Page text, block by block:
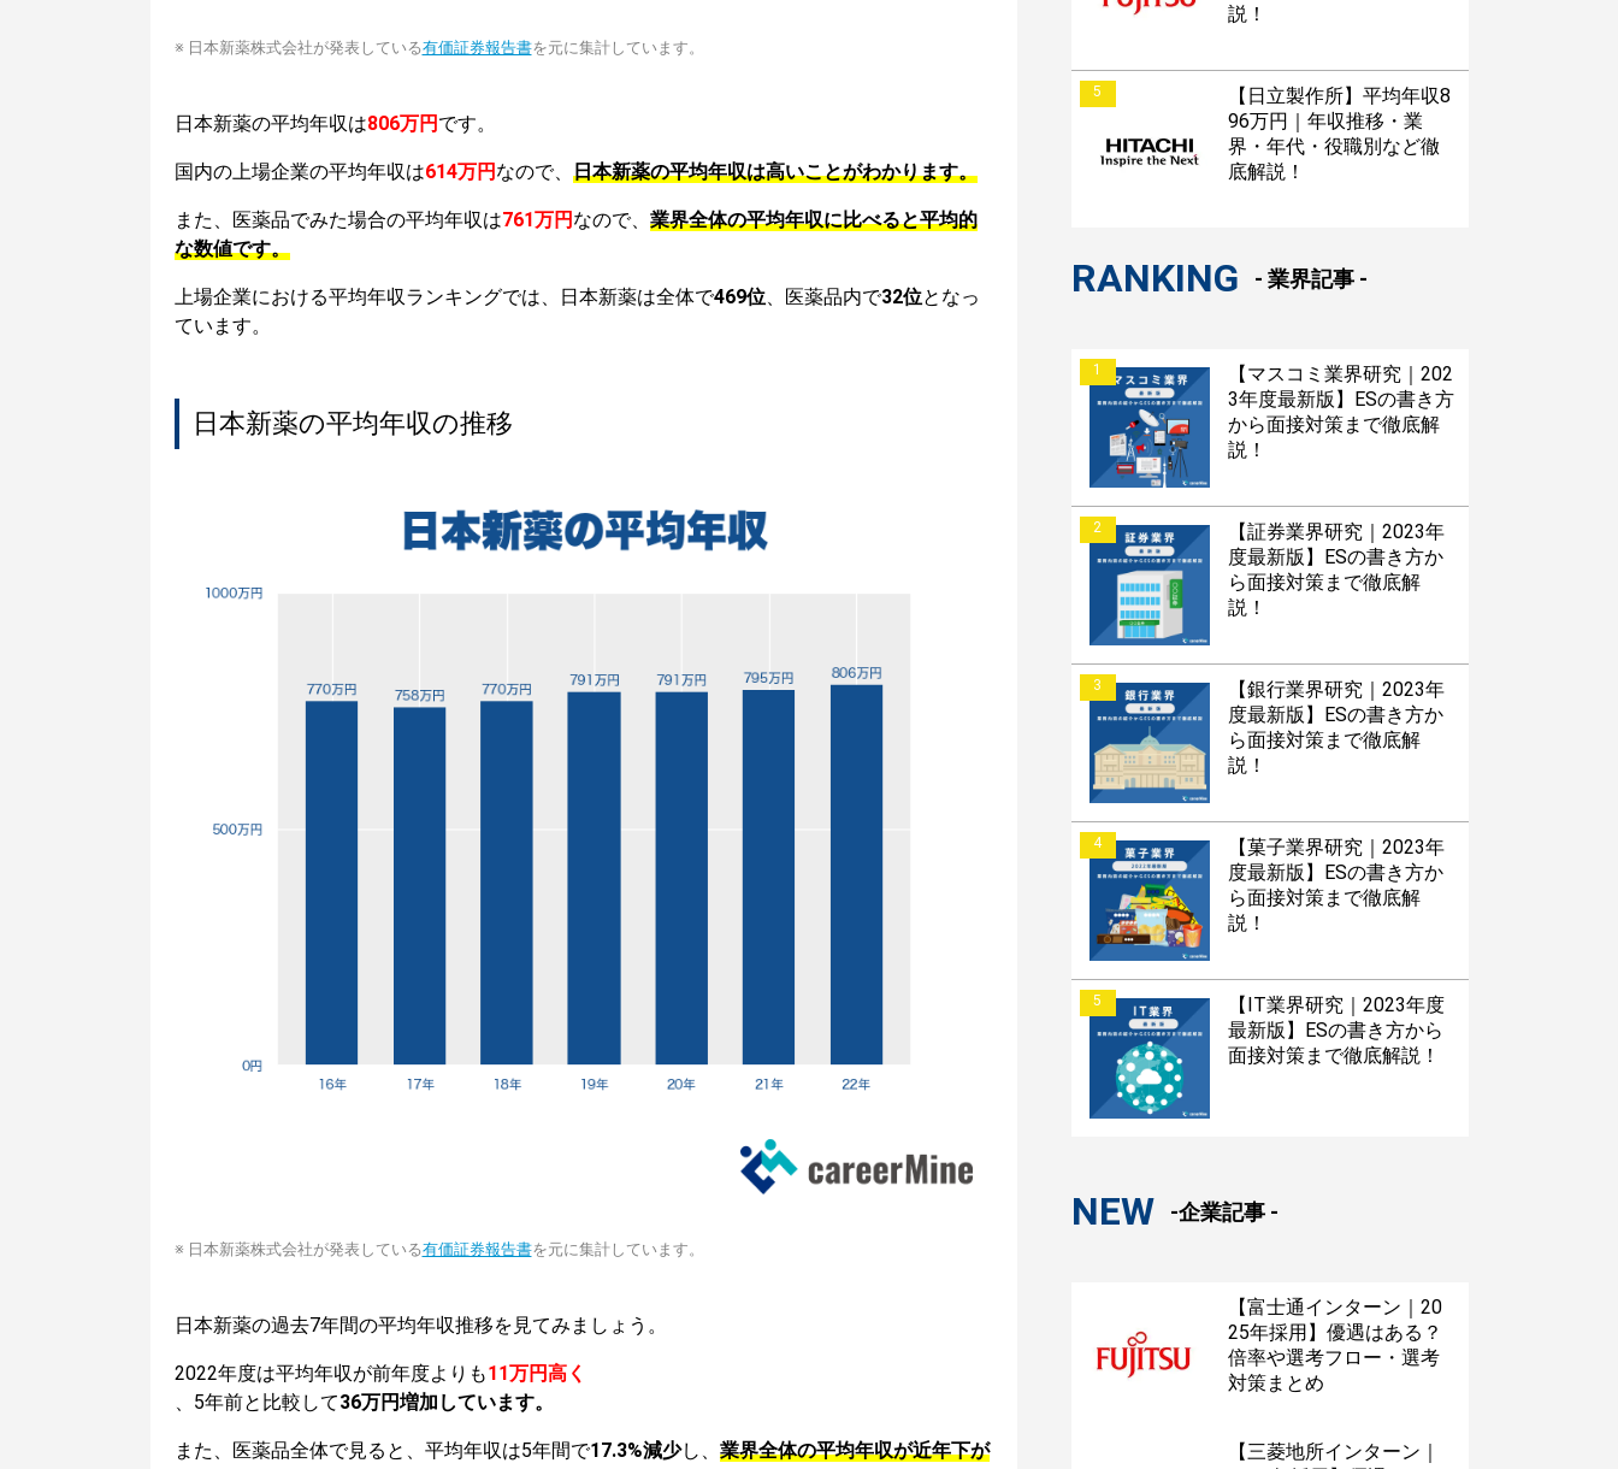
※ 日本新薬株式会社が発表している有価証券報告書を元に集計しています。
日本新薬の平均年収は806万円 です。
国内の上場企業の平均年収は614万円 なので、 日本新薬の平均年収は高いことがわかります。
また、医薬品でみた場合の平均年収は761万円 なので、 業界全体の平均年収に比べると平均的
な数値です。
上場企業における平均年収ランキングでは、日本新薬は全体で469位、医薬品内で32位となっ
ています。
日本新薬の平均年収の推移
※ 日本新薬株式会社が発表している有価証券報告書を元に集計しています。
日本新薬の過去7年間の平均年収推移を見てみましょう。
2022年度は平均年収が前年度よりも11万円高く
、5年前と比較して36万円増加しています。
また、医薬品全体で見ると、平均年収は5年間で17.3%減少し、 業界全体の平均年収が近年下が
説！
5
【日立製作所】平均年収8
96万円｜年収推移・業
界・年代・役職別など徹
底解説！
RANKING - 業界記事 -
1
【マスコミ業界研究｜202
3年度最新版】ESの書き方
から面接対策まで徹底解
説！
2
【証券業界研究｜2023年
度最新版】ESの書き方か
ら面接対策まで徹底解
説！
3
【銀行業界研究｜2023年
度最新版】ESの書き方か
ら面接対策まで徹底解
説！
4
【菓子業界研究｜2023年
度最新版】ESの書き方か
ら面接対策まで徹底解
説！
5
【IT業界研究｜2023年度
最新版】ESの書き方から
面接対策まで徹底解説！
NEW -企業記事 -
【富士通インターン｜20
25年採用】優遇はある？
倍率や選考フロー・選考
対策まとめ
【三菱地所インターン｜